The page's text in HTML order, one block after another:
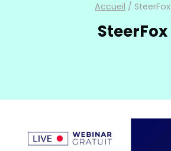
Accueil / SteerFox
SteerFox